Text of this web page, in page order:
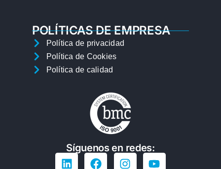
POLÍTICAS DE EMPRESA
Política de privacidad
Política de Cookies
Política de calidad
Síguenos en redes: